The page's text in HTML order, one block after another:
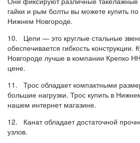
гайки и рым болты вы можете купить
Нижнем Новгороде.
10. Цепи — это круглые стальные
обеспечивается гибкость
Новгороде лучше в компании Крепко
цене.
11. Трос обладает компактными
большие нагрузки. Трос купить в
нашем интернет магазине.
12. Канат обладает достаточной
узлов.